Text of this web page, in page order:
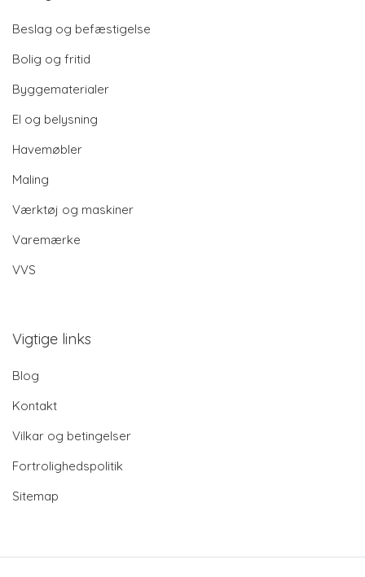
Beslag og befæstigelse
Bolig og fritid
Byggematerialer
El og belysning
Havemøbler
Maling
Værktøj og maskiner
Varemærke
VVS
Vigtige links
Blog
Kontakt
Vilkar og betingelser
Fortrolighedspolitik
Sitemap